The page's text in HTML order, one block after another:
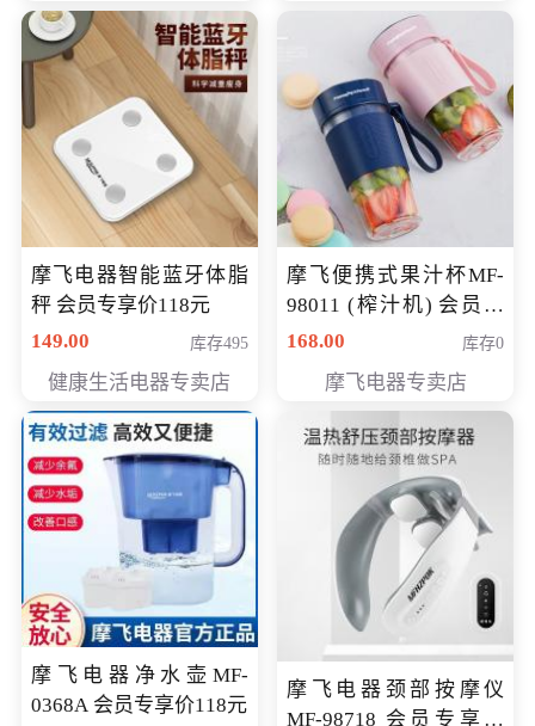
摩飞电器智能蓝牙体脂
秤 会员专享价118元
149.00
库存495
健康生活电器专卖店
摩飞便携式果汁杯MF-
98011 (榨汁机) 会员专
享价138元
168.00 库存0
摩飞电器专卖店
摩飞电器净水壶MF-
0368A 会员专享价118元
摩飞电器颈部按摩仪
MF-98718 会员专享价